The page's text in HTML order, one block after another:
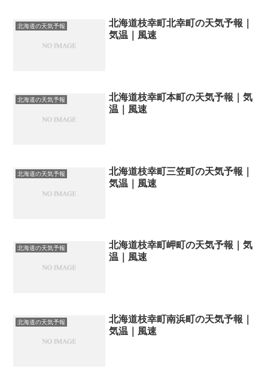
北海道の天気予報
北海道枝幸町北幸町の天気予報｜
気温｜風速
北海道の天気予報
北海道枝幸町本町の天気予報｜気
温｜風速
北海道の天気予報
北海道枝幸町三笠町の天気予報｜
気温｜風速
北海道の天気予報
北海道枝幸町岬町の天気予報｜気
温｜風速
北海道の天気予報
北海道枝幸町南浜町の天気予報｜
気温｜風速